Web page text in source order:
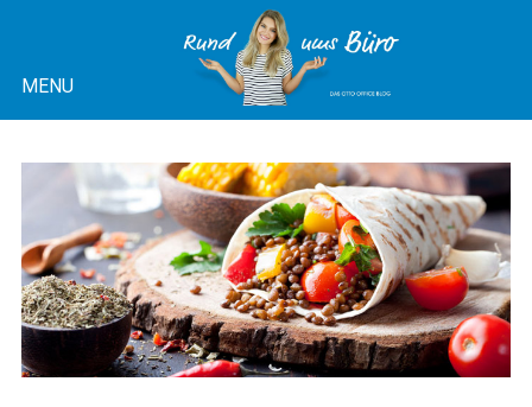
content
RUND UMS BÜRO
MENU